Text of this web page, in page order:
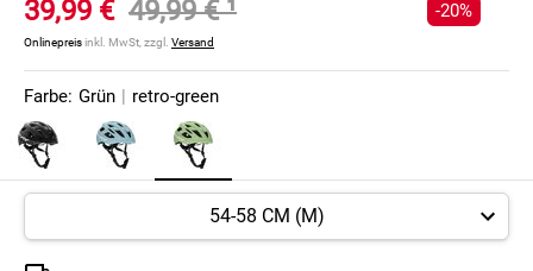
39,99 € 49,99 €¹
Onlinepreisinkl. MwSt, zzgl. Versand
-20%
Farbe: Grün | retro-green